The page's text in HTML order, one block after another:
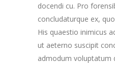
docendi cu. Pro
concludaturque ex,
His quaestio inimicus
ut aeterno suscipit
admodum voluptatum